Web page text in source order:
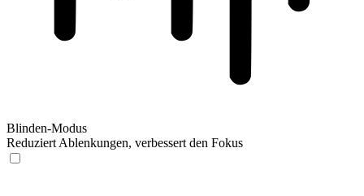
Blinden-Modus
Reduziert Ablenkungen, verbessert den Fokus